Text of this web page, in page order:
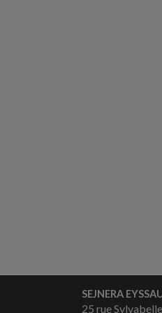
SEJNERA
25 rue Sylvabelle